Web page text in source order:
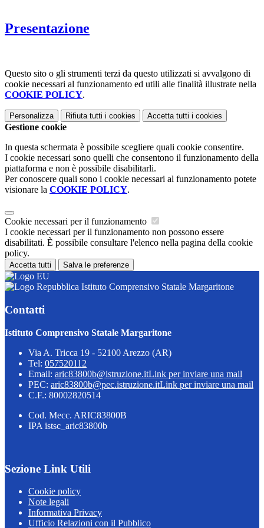
Presentazione
Questo sito o gli strumenti terzi da questo utilizzati si avvalgono di
cookie necessari al funzionamento ed utili alle finalità illustrate nella
COOKIE POLICY.
Personalizza Rifiuta tutti i cookies Accetta tutti i cookies
Gestione cookie
In questa schermata è possibile scegliere quali cookie consentire.
I cookie necessari sono quelli che consentono il funzionamento della
piattaforma e non è possibile disabilitarli.
Per conoscere quali sono i cookie necessari al funzionamento potete
visionare la COOKIE POLICY.
Cookie necessari per il funzionamento
I cookie necessari per il funzionamento non possono essere
disabilitati. È possibile consultare l'elenco nella pagina della cookie
policy.
Accetta tutti Salva le preferenze
Istituto Comprensivo Statale Margaritone
Contatti
Istituto Comprensivo Statale Margaritone
Via A. Tricca 19 - 52100 Arezzo (AR)
Tel: 057520112
Email: aric83800b@istruzione.itLink per inviare una mail
PEC: aric83800b@pec.istruzione.itLink per inviare una mail
C.F.: 80002820514
Cod. Mecc. ARIC83800B
IPA istsc_aric83800b
Sezione Link Utili
Cookie policy
Note legali
Informativa Privacy
Ufficio Relazioni con il Pubblico